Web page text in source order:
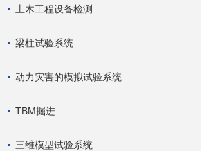
土木工程设备检测
梁柱试验系统
动力灾害的模拟试验系统
TBM掘进
三维模型试验系统